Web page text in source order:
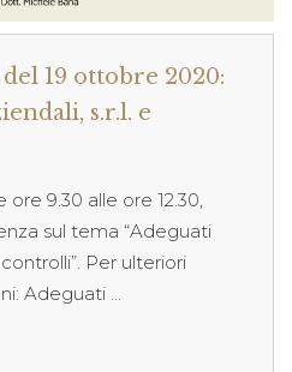
19 ottobre 2020:
s.r.l. e
9.30 alle ore 12.30,
sul tema “Adeguati
Per ulteriori
Adeguati ...